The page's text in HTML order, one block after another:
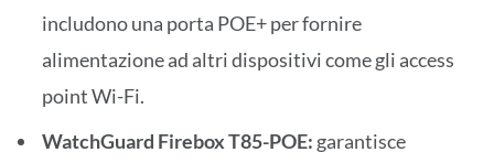
includono una porta POE+ per fornire
alimentazione ad altri dispositivi come gli access
point Wi-Fi.
WatchGuard Firebox T85-POE: garantisce